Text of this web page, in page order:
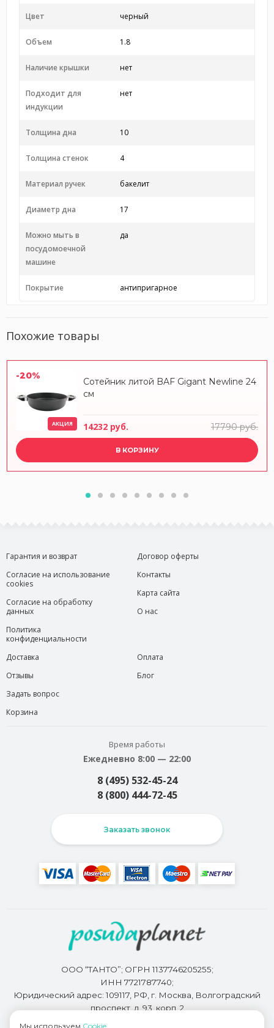
Цвет черный
Объем 1.8
Наличие крышки нет
Подходит для
индукции
нет
Толщина дна 10
Толщина стенок 4
Материал ручек бакелит
Диаметр дна 17
Можно мыть в
посудомоечной
машине
да
Покрытие антипригарное
Похожие товары
-20%
АКЦИЯ
Сотейник литой BAF Gigant Newline 24
см
14232 руб. 17790 руб.
В КОРЗИНУ
Гарантия и возврат
Согласие на использование
cookies
Согласие на обработку
данных
Политика
конфиденциальности
Договор оферты
Контакты
Карта сайта
О нас
Доставка
Отзывы
Задать вопрос
Корзина
Оплата
Блог
Время работы
Ежедневно 8:00 — 22:00
8 (495) 532-45-24
8 (800) 444-72-45
Заказать звонок
ООО “ТАНТО”; ОГРН 1137746205255;
ИНН 7721787740;
Юридический адрес: 109117, РФ, г. Москва, Волгоградский
проспект, д. 93, корп. 2
Мы используем Cookie